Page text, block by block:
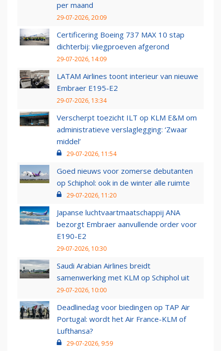
per maand
29-07-2026, 20:09
Certificering Boeing 737 MAX 10 stap
dichterbij: vliegproeven afgerond
29-07-2026, 14:09
LATAM Airlines toont interieur van nieuwe
Embraer E195-E2
29-07-2026, 13:34
Verscherpt toezicht ILT op KLM E&M om
administratieve verslaglegging: ‘Zwaar
middel’
29-07-2026, 11:54
Goed nieuws voor zomerse debutanten
op Schiphol: ook in de winter alle ruimte
29-07-2026, 11:20
Japanse luchtvaartmaatschappij ANA
bezorgt Embraer aanvullende order voor
E190-E2
29-07-2026, 10:30
Saudi Arabian Airlines breidt
samenwerking met KLM op Schiphol uit
29-07-2026, 10:00
Deadlinedag voor biedingen op TAP Air
Portugal: wordt het Air France-KLM of
Lufthansa?
29-07-2026, 9:59